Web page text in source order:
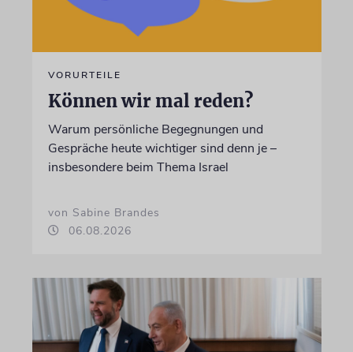
VORURTEILE
Können wir mal reden?
Warum persönliche Begegnungen und
Gespräche heute wichtiger sind denn je –
insbesondere beim Thema Israel
von Sabine Brandes
06.08.2026